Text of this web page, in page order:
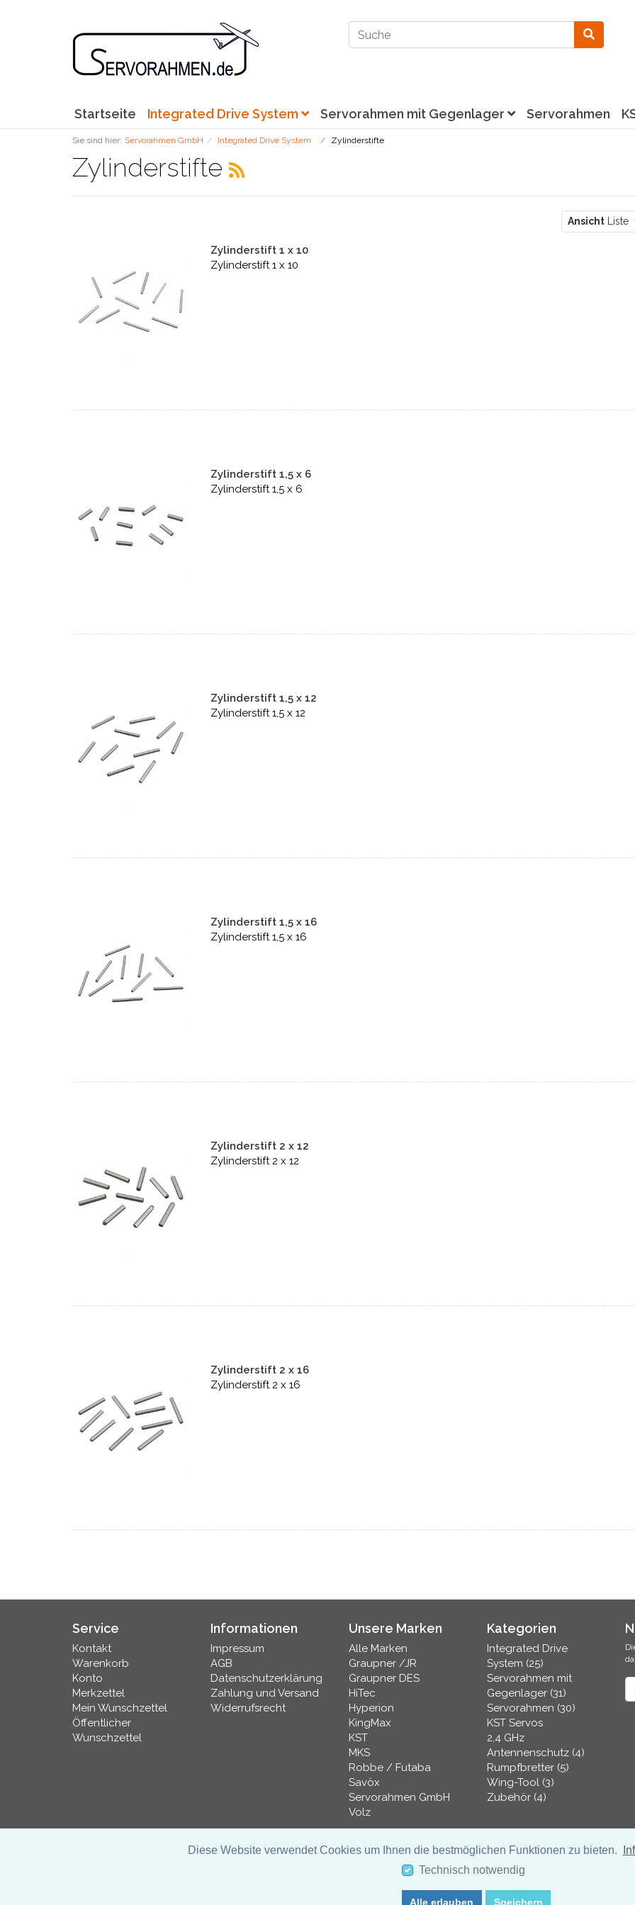
Startseite Integrated Drive System Servorahmen mit Gegenlager Servorahmen
Sie sind hier: Servorahmen GmbH Integrated Drive System Zylinderstifte
Zylinderstifte
Ansicht Liste
Zylinderstift 1 x 10
Zylinderstift 1 x 10
Zylinderstift 1,5 x 6
Zylinderstift 1,5 x 6
Zylinderstift 1,5 x 12
Zylinderstift 1,5 x 12
Zylinderstift 1,5 x 16
Zylinderstift 1,5 x 16
Zylinderstift 2 x 12
Zylinderstift 2 x 12
Zylinderstift 2 x 16
Zylinderstift 2 x 16
Service
Kontakt
Warenkorb
Konto
Merkzettel
Mein Wunschzettel
Öffentlicher
Wunschzettel
Informationen
Impressum
AGB
Datenschutzerklärung
Zahlung und Versand
Widerrufsrecht
Unsere Marken
Alle Marken
Graupner /JR
Graupner DES
HiTec
Hyperion
KingMax
KST
MKS
Robbe / Futaba
Savöx
Servorahmen GmbH
Volz
Kategorien
Integrated Drive
System (25)
Servorahmen mit
Gegenlager (31)
Servorahmen (30)
KST Servos
2,4 GHz
Antennenschutz (4)
Rumpfbretter (5)
Wing-Tool (3)
Zubehör (4)
Servorahmen.de Online Shop
Diese Website verwendet Cookies um Ihnen die bestmöglichen Funktionen zu bieten.
Technisch notwendig
Alle erlauben Speichern